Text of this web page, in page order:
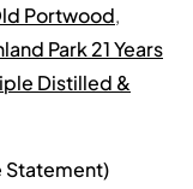
Portwood,
Park 21 Years
Distilled &
Statement)